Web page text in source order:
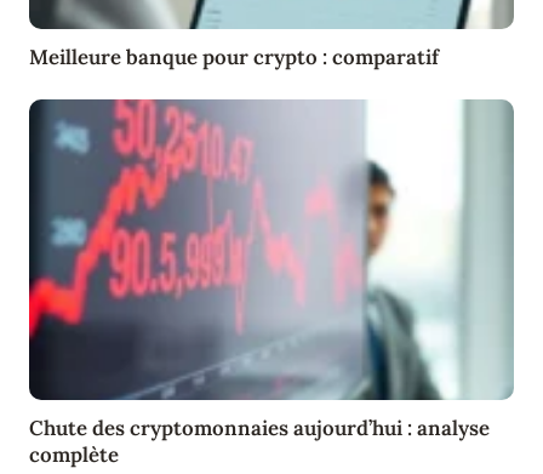
Meilleure banque pour crypto : comparatif
Chute des cryptomonnaies aujourd’hui : analyse
complète